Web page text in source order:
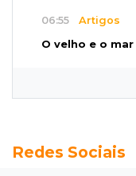
06:55 Artigos
O velho e o mar
Cerrado tem
Redes Sociais